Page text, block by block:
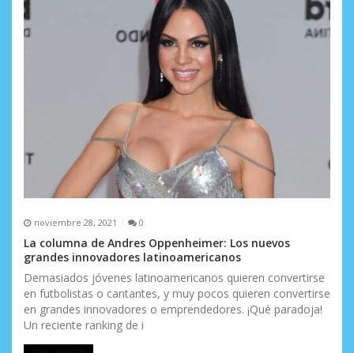
noviembre 28, 2021 0
La columna de Andres Oppenheimer: Los nuevos
grandes innovadores latinoamericanos
Demasiados jóvenes latinoamericanos quieren convertirse
en futbolistas o cantantes, y muy pocos quieren convertirse
en grandes innovadores o emprendedores. ¡Qué paradoja!
Un reciente ranking de i